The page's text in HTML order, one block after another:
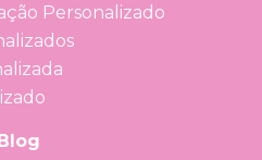
Personalizado